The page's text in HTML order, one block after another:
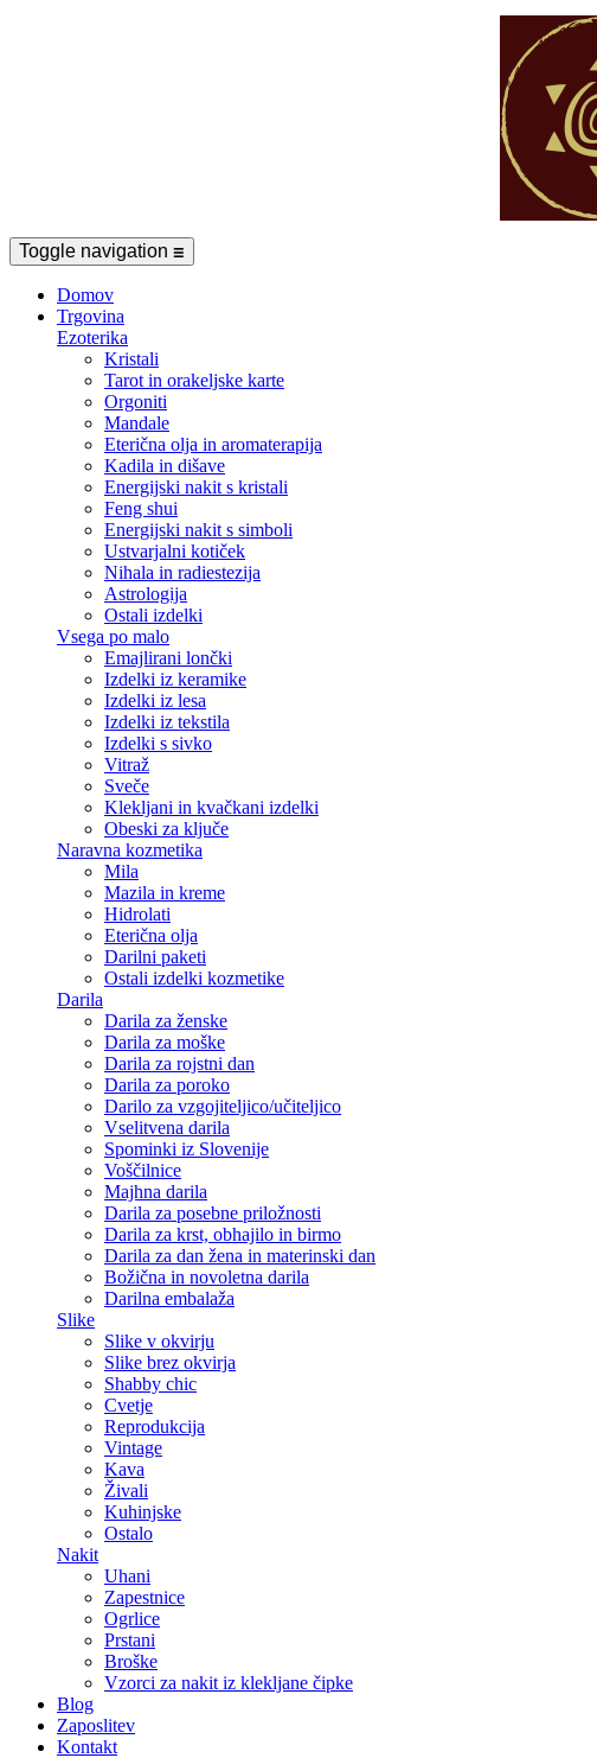
Toggle navigation ☰
Domov
Trgovina
Ezoterika
Kristali
Tarot in orakeljske karte
Orgoniti
Mandale
Eterična olja in aromaterapija
Kadila in dišave
Energijski nakit s kristali
Feng shui
Energijski nakit s simboli
Ustvarjalni kotiček
Nihala in radiestezija
Astrologija
Ostali izdelki
Vsega po malo
Emajlirani lončki
Izdelki iz keramike
Izdelki iz lesa
Izdelki iz tekstila
Izdelki s sivko
Vitraž
Sveče
Klekljani in kvačkani izdelki
Obeski za ključe
Naravna kozmetika
Mila
Mazila in kreme
Hidrolati
Eterična olja
Darilni paketi
Ostali izdelki kozmetike
Darila
Darila za ženske
Darila za moške
Darila za rojstni dan
Darila za poroko
Darilo za vzgojiteljico/učiteljico
Vselitvena darila
Spominki iz Slovenije
Voščilnice
Majhna darila
Darila za posebne priložnosti
Darila za krst, obhajilo in birmo
Darila za dan žena in materinski dan
Božična in novoletna darila
Darilna embalaža
Slike
Slike v okvirju
Slike brez okvirja
Shabby chic
Cvetje
Reprodukcija
Vintage
Kava
Živali
Kuhinjske
Ostalo
Nakit
Uhani
Zapestnice
Ogrlice
Prstani
Broške
Vzorci za nakit iz klekljane čipke
Blog
Zaposlitev
Kontakt